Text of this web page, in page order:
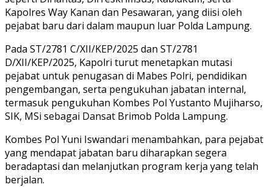
Kapolres Way Kanan dan Pesawaran, yang diisi oleh
pejabat baru dari dalam maupun luar Polda Lampung.
Pada ST/2781 C/XII/KEP/2025 dan ST/2781
D/XII/KEP/2025, Kapolri turut menetapkan mutasi
pejabat untuk penugasan di Mabes Polri, pendidikan
pengembangan, serta pengukuhan jabatan internal,
termasuk pengukuhan Kombes Pol Yustanto Mujiharso,
SIK, MSi sebagai Dansat Brimob Polda Lampung.
Kombes Pol Yuni Iswandari menambahkan, para pejabat
yang mendapat jabatan baru diharapkan segera
beradaptasi dan melanjutkan program kerja yang telah
berjalan.